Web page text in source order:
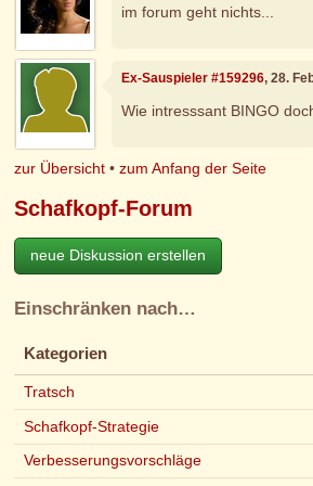
im forum geht nichts...
Ex-Sauspieler #159296, 28.
Wie intresssant BINGO
zur Übersicht •zum Anfang der Seite
Schafkopf-Forum
neue Diskussion erstellen
Einschränken nach…
Kategorien
Tratsch
Schafkopf-Strategie
Verbesserungsvorschläge